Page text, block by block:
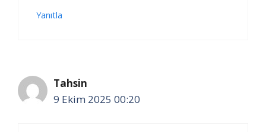
Yanıtla
Tahsin
9 Ekim 2025 00:20